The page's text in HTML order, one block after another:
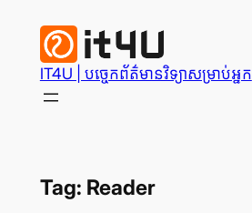
contentIT4U | បច្ចេក​ព័ត៌មានវិទ្យា​សម្រាប់​អ្នក
Tag: Reader